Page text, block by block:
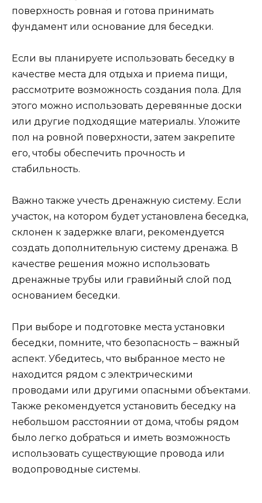
поверхность ровная и готова принимать
фундамент или основание для беседки.
Если вы планируете использовать беседку в
качестве места для отдыха и приема пищи,
рассмотрите возможность создания пола. Для
этого можно использовать деревянные доски
или другие подходящие материалы. Уложите
пол на ровной поверхности, затем закрепите
его, чтобы обеспечить прочность и
стабильность.
Важно также учесть дренажную систему. Если
участок, на котором будет установлена беседка,
склонен к задержке влаги, рекомендуется
создать дополнительную систему дренажа. В
качестве решения можно использовать
дренажные трубы или гравийный слой под
основанием беседки.
При выборе и подготовке места установки
беседки, помните, что безопасность – важный
аспект. Убедитесь, что выбранное место не
находится рядом с электрическими
проводами или другими опасными объектами.
Также рекомендуется установить беседку на
небольшом расстоянии от дома, чтобы рядом
было легко добраться и иметь возможность
использовать существующие провода или
водопроводные системы.